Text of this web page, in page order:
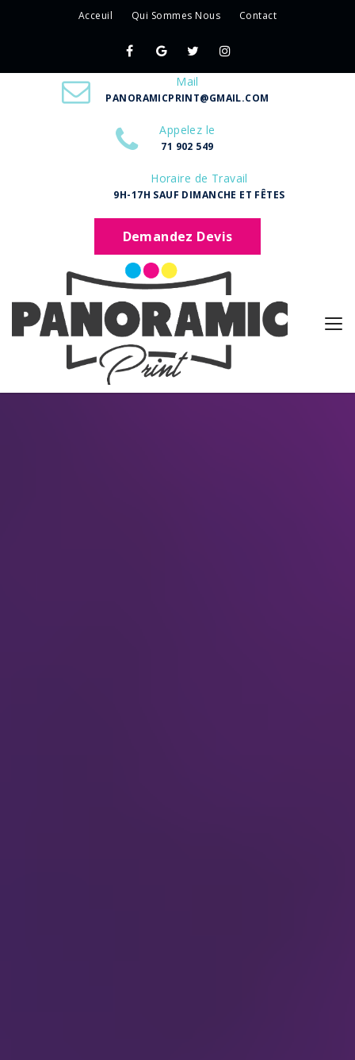
Acceuil Qui Sommes Nous Contact
Mail
PANORAMICPRINT@GMAIL.COM
Appelez le
71 902 549
Horaire de Travail
9H-17H SAUF DIMANCHE ET FÊTES
Demandez Devis